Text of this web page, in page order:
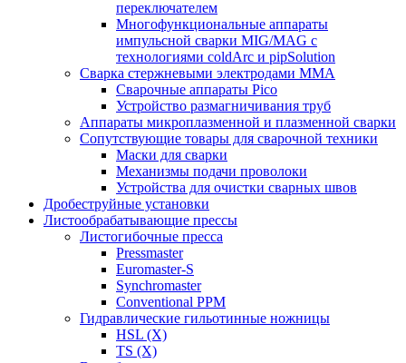
переключателем
Многофункциональные аппараты
импульсной сварки MIG/MAG с
технологиями coldArc и pipSolution
Сварка стержневыми электродами MMA
Сварочные аппараты Pico
Устройство размагничивания труб
Аппараты микроплазменной и плазменной сварки
Сопутствующие товары для сварочной техники
Маски для сварки
Механизмы подачи проволоки
Устройства для очистки сварных швов
Дробеструйные установки
Листообрабатывающие прессы
Листогибочные пресса
Pressmaster
Euromaster-S
Synchromaster
Conventional PPM
Гидравлические гильотинные ножницы
HSL (X)
TS (X)